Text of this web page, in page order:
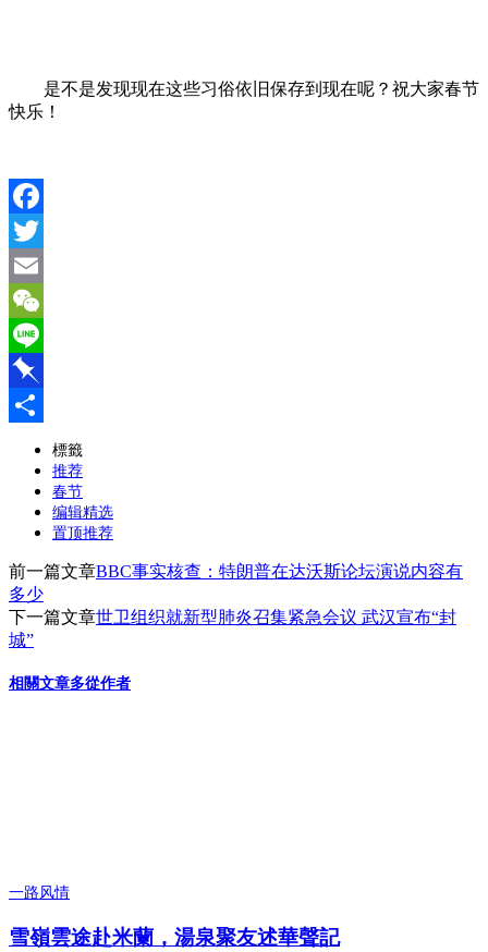
是不是发现现在这些习俗依旧保存到现在呢？祝大家春节
快乐！
Facebook
Twitter
Email
WeChat
Line
Pinboard
標籤
推荐
春节
编辑精选
置顶推荐
前一篇文章BBC事实核查：特朗普在达沃斯论坛演说内容有
多少
下一篇文章世卫组织就新型肺炎召集紧急会议 武汉宣布“封
城”
相關文章多從作者
一路风情
雪嶺雲途赴米蘭，湯泉聚友述華聲記